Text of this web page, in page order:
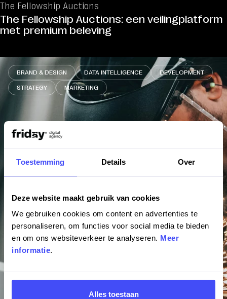
Toestemming Details Over
Deze website maakt gebruik van cookies
We gebruiken cookies om content en advertenties te
personaliseren, om functies voor social media te bieden
en om ons websiteverkeer te analyseren. Meer
informatie.
Alles toestaan
The Fellowship Auctions
The Fellowship Auctions: een veilingplatform
met premium beleving
BRAND & DESIGN DATA INTELLIGENCE DEVELOPMENT
STRATEGY MARKETING